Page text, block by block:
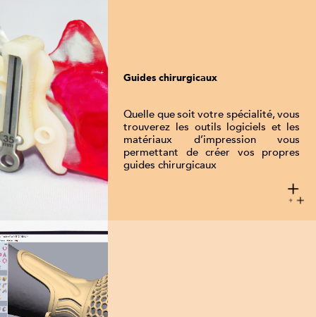
Guides chirurgicaux
Quelle que soit votre spécialité, vous
trouverez les outils logiciels et les
matériaux d’impression vous
permettant de créer vos propres
guides chirurgicaux